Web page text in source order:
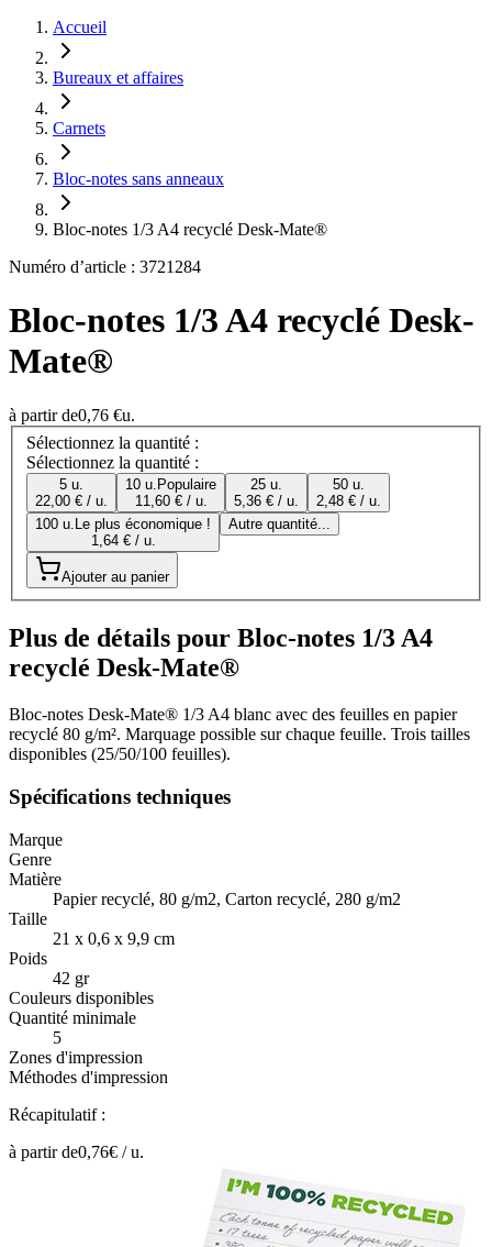
Accueil
Bureaux et affaires
Carnets
Bloc-notes sans anneaux
Bloc-notes 1/3 A4 recyclé Desk-Mate®
Numéro d’article : 3721284
Bloc-notes 1/3 A4 recyclé Desk-
Mate®
à partir de0,76 €u.
Sélectionnez la quantité :
Sélectionnez la quantité :
5 u.
22,00 € / u.
10 u. Populaire
11,60 € / u.
25 u.
5,36 € / u.
50 u.
2,48 € / u.
100 u. Le plus économique !
1,64 € / u.
Autre quantité...
Ajouter au panier
Plus de détails pour Bloc-notes 1/3 A4
recyclé Desk-Mate®
Bloc-notes Desk-Mate® 1/3 A4 blanc avec des feuilles en papier
recyclé 80 g/m². Marquage possible sur chaque feuille. Trois tailles
disponibles (25/50/100 feuilles).
Spécifications techniques
Marque
Genre
Matière
Papier recyclé, 80 g/m2, Carton recyclé, 280 g/m2
Taille
21 x 0,6 x 9,9 cm
Poids
42 gr
Couleurs disponibles
Quantité minimale
5
Zones d'impression
Méthodes d'impression
Récapitulatif :
à partir de0,76€ /u.